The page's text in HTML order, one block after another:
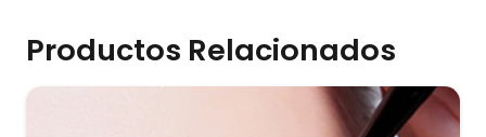
Productos Relacionados